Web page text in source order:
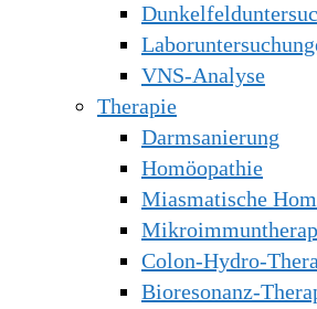
VNS-Analyse
Therapie
Darmsanierung
Homöopathie
Miasmatische
Colon-Hydro-
Bioresonanz-